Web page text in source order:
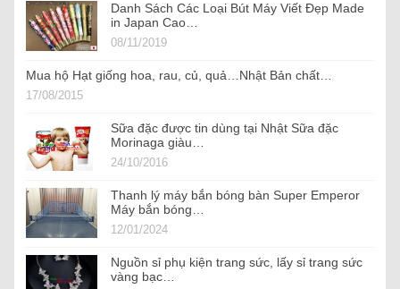
Danh Sách Các Loại Bút Máy Viết Đẹp Made
in Japan Cao…
08/11/2019
Mua hộ Hạt giống hoa, rau, củ, quả…Nhật Bản chất…
17/08/2015
Sữa đặc được tin dùng tại Nhật Sữa đặc
Morinaga giàu…
24/10/2016
Thanh lý máy bắn bóng bàn Super Emperor
Máy bắn bóng…
12/01/2024
Nguồn sỉ phụ kiện trang sức, lấy sỉ trang sức
vàng bạc…